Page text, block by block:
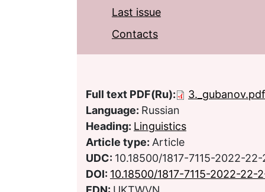
Last issue
Contacts
Full text PDF(Ru):
3._gubanov.pdf
Language: Russian
Heading: Linguistics
Article type: Article
UDC: 10.18500/1817-7115-2022-
DOI: 10.18500/1817-7115-2022-22-